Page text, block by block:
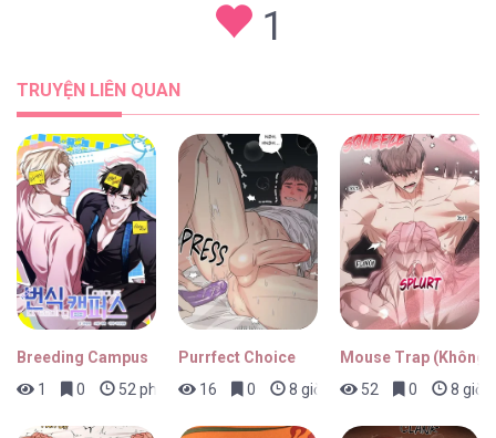
Mồi Nhử [...] – Chap 20
Mồi Nhử [...] – Chap 19
Mồi Nhử [...] – Chap 18
1
TRUYỆN LIÊN QUAN
Breeding Campus
1
0 52 phút trước
Purrfect Choice
16
0 8 giờ trước
Mouse Trap (Không
52
0 8 giờ